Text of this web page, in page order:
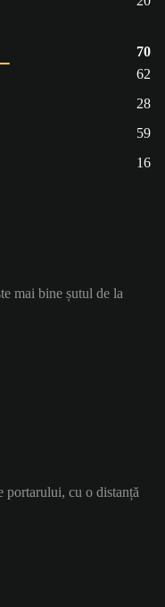
70
62
28
59
16
mai bine șutul de la
portarului, cu o distanță